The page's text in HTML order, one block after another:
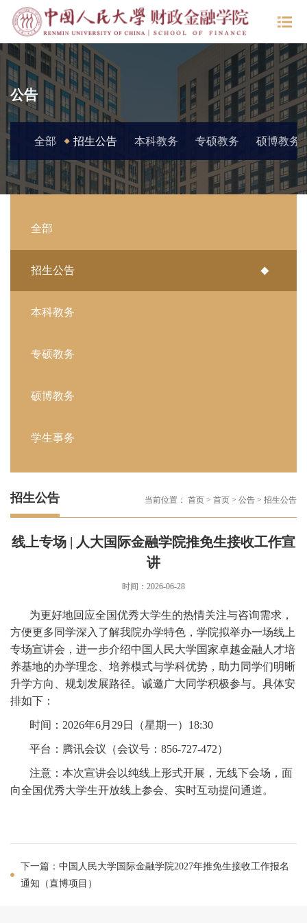
公告
全部 招生公告 本科教务 专硕教务 硕博教务
全部
招生公告
本科教务
专硕教务
硕博教务
学生事务
招生公告 当前位置： 首页 > 首页 > 公告 > 招生公告
线上专场 | 人大国际金融学院推免生接收工作宣
讲
时间：2026-06-28
为更好地回应全国优秀大学生的热情关注与咨询需求，
方便更多同学深入了解我院办学特色，学院拟举办一场线上
专场宣讲会，进一步介绍中国人民大学国家卓越金融人才培
养基地的办学理念、培养模式与学科优势，助力同学们明晰
升学方向、规划发展路径。诚邀广大同学积极参与。具体安
排如下：
时间：2026年6月29日（星期一）18:30
平台：腾讯会议（会议号： 856-727-472）
注意：本次宣讲会以纯线上形式开展，无线下会场，面
向全国优秀大学生开放线上参会、实时互动提问通道。
下一篇：中国人民大学国际金融学院2027年推免生接收工作报名
通知（直博项目）